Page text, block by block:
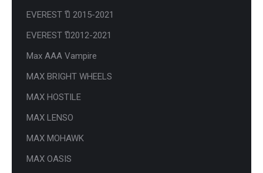
EVEREST ปี 2015-2021
EVEREST ปี2012-2021
Max AAA Vampire
MAX BRIGHT WHEELS
MAX HOSTILE
MAX LENSO
MAX MOHAWK
MAX OASIS